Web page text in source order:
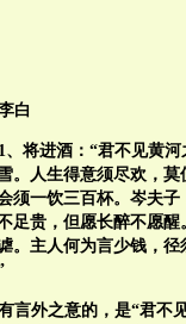
白
1、将进酒：“君不见黄
。人生得意须尽欢，
须一饮三百杯。岑夫
足贵，但愿长醉不愿
。主人何为言少钱，
言外之意的，是“君不